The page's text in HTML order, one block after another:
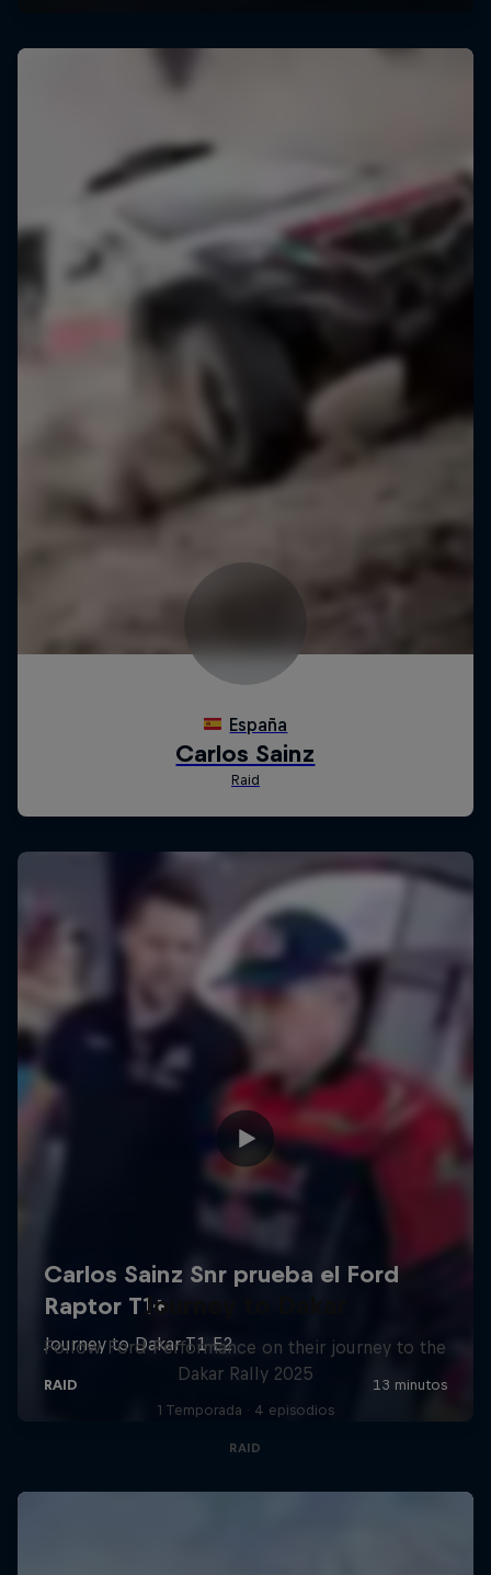
Journey to Dakar
Follow Ford Performance on their journey to the
Dakar Rally 2025
1 Temporada · 4 episodios
RAID